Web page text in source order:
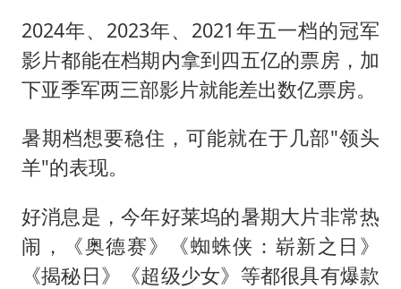
2024年、2023年、2021年五一档的冠军
影片都能在档期内拿到四五亿的票房，加
下亚季军两三部影片就能差出数亿票房。
暑期档想要稳住，可能就在于几部"领头
羊"的表现。
好消息是，今年好莱坞的暑期大片非常热
闹，《奥德赛》《蜘蛛侠：崭新之日》
《揭秘日》《超级少女》等都很具有爆款